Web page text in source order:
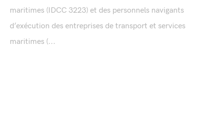
maritimes (IDCC 3223) et des personnels navigants
d’exécution des entreprises de transport et services
maritimes (...